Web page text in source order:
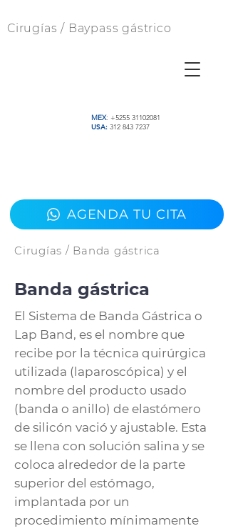
MEX: +5255 31102081
USA: 312 843 7237
AGENDA TU CITA
Cirugías / Baypass gástrico
Cirugías / Banda gástrica
Banda gástrica
El Sistema de Banda Gástrica o
Lap Band, es el nombre que
recibe por la técnica quirúrgica
utilizada (laparoscópica) y el
nombre del producto usado
(banda o anillo) de elastómero
de silicón vació y ajustable. Esta
se llena con solución salina y se
coloca alrededor de la parte
superior del estómago,
implantada por un
procedimiento mínimamente